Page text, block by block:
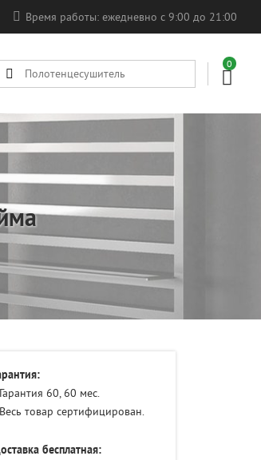
Время работы: ежедневно с 9:00 до 21:00
0
Гарантия 60, 60 мес.
Весь товар сертифицирован.
бесплатная: